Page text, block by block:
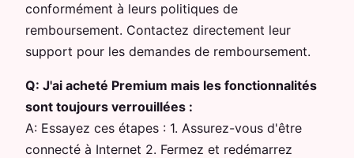
conformément à leurs politiques de
remboursement. Contactez directement leur
support pour les demandes de remboursement.
Q: J'ai acheté Premium mais les fonctionnalités
sont toujours verrouillées :
A: Essayez ces étapes : 1. Assurez-vous d'être
connecté à Internet 2. Fermez et redémarrez